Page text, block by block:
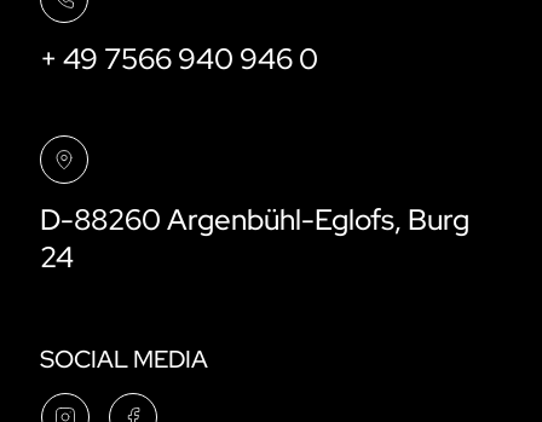
+ 49 7566 940 946 0
D-88260 Argenbühl-Eglofs, Burg
24
SOCIAL MEDIA